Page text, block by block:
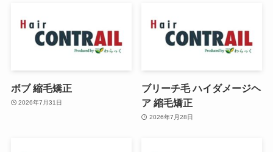
ボブ 縮毛矯正
2026年7月31日
ブリーチ毛 ハイダメージヘ
ア 縮毛矯正
2026年7月28日